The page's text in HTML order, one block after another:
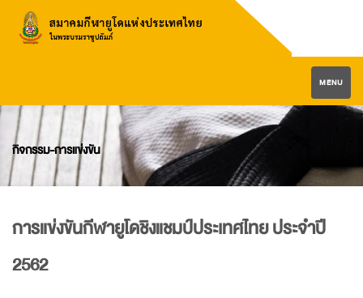
MENU
กิจกรรม-การแข่งขัน
การแข่งขันกีฬายูโดชิงแชมป์ประเทศไทย ประจำปี
2562